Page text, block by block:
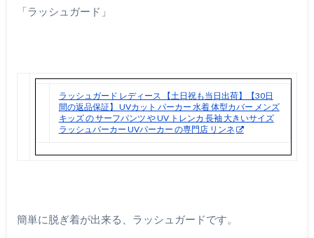
「ラッシュガード」
ラッシュガード レディース 【土日祝も当日出荷】【30日
間の返品保証】 UVカット パーカー 水着 体型カバー メンズ
キッズ の サーフパンツ や UV トレンカ 長袖 大きいサイズ
ラッシュパーカー UVパーカー の専門店 リンネ
簡単に脱ぎ着が出来る、ラッシュガードです。